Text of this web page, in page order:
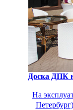
Доска ДПК
На